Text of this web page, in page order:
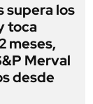
supera los
toca
meses,
Merval
desde